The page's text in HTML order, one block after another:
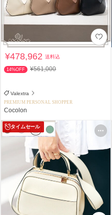
¥478,962送料込
14%OFF ¥561,000
Valextra
PREMIUM PERSONAL SHOPPER
Cocolon
タイムセール